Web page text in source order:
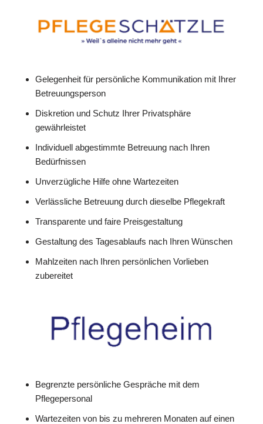
Gelegenheit für persönliche Kommunikation mit Ihrer
Betreuungsperson
Diskretion und Schutz Ihrer Privatsphäre
gewährleistet
Individuell abgestimmte Betreuung nach Ihren
Bedürfnissen
Unverzügliche Hilfe ohne Wartezeiten
Verlässliche Betreuung durch dieselbe Pflegekraft
Transparente und faire Preisgestaltung
Gestaltung des Tagesablaufs nach Ihren Wünschen
Mahlzeiten nach Ihren persönlichen Vorlieben
zubereitet
Begrenzte persönliche Gespräche mit dem
Pflegepersonal
Wartezeiten von bis zu mehreren Monaten auf einen